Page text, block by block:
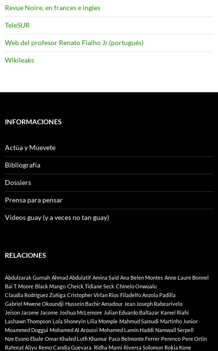
Revue Noire, en frances e ingles
TeleSUR
Web del profesor Renato Fialho Jr.(portugués)
Wikileaks
INFORMACIONES
Actúa y Muevete
Bibliografía
Dossiers
Prensa para pensar
Videos guay (y a veces no tan guay)
RELACIONES
Abdulzarak Gurnah Ahmad Abdulatif Amina Said Ana Belen Montes Anne Laure Bonnel
Bai T. Moore Black Mango Cheick Tidiane Seck Chinelo Onwualu
Claudia Rodriguez Zuñiga Cristopher Virlan Rios Filadelfo Anzola Padilla
Gabriel Mwene Okoundji Hussein Bachir Amadour Jean Joseph Rabearivelo
Jeison Jacome Jacome Joshua McLemore Julian Eduardo Baltazar Kamel Riahi
Lashawn Thompson Lola Shoneyin Lília Momple Mahmud Samudi Martinho Junior
Moammed Doggui Mohamed Al Aroussi Mohamed Lamin Haddi Namwall Serpell
Nze Esono Ebale Omar Khaled Lutfi Khamur Paco Belmonte Ferrer Perenco Pere Ortin
Rafeeat Aliyu Remo Candia Guevara. Ridha Mami Riversa Solomon Rokia Kone